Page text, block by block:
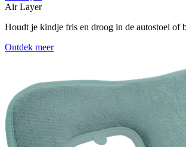
Air Layer
Houdt je kindje fris en droog in de autostoel of
Ontdek meer